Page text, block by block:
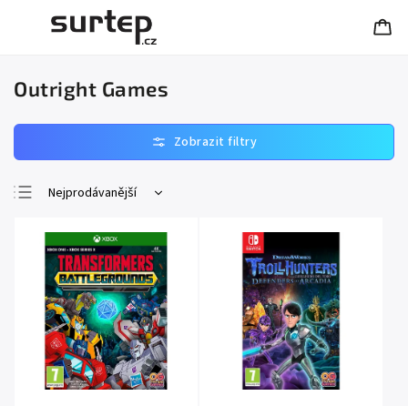
Outright Games
Nejprodávanější
Nejdražší
Abecedně